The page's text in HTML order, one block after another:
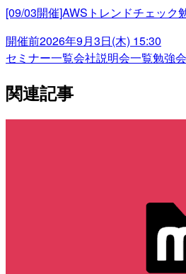
[09/03開催]AWSトレンドチェック
開催前2026年9月3日(木) 15:30
セミナー一覧会社説明会一覧勉強
関連記事